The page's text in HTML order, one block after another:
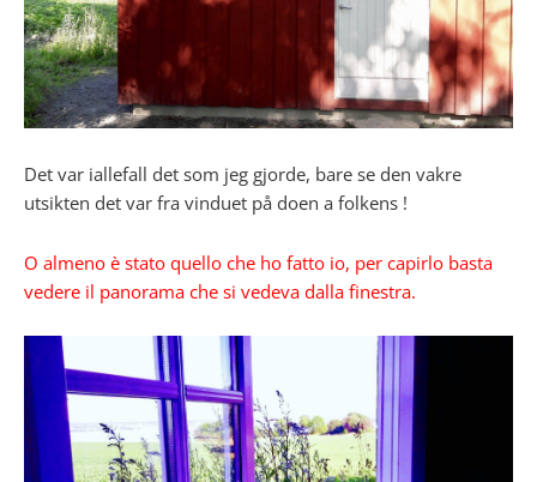
Det var iallefall det som jeg gjorde, bare se den vakre
utsikten det var fra vinduet på doen a folkens !
O almeno è stato quello che ho fatto io, per capirlo basta
vedere il panorama che si vedeva dalla finestra.